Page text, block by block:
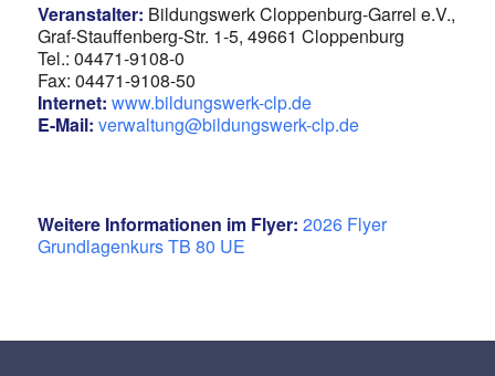
Veranstalter: Bildungswerk Cloppenburg-Garrel e.V.,
Graf-Stauffenberg-Str. 1-5, 49661 Cloppenburg
Tel.: 04471-9108-0
Fax: 04471-9108-50
Internet: www.bildungswerk-clp.de
E-Mail: verwaltung@bildungswerk-clp.de
Weitere Informationen im Flyer: 2026 Flyer
Grundlagenkurs TB 80 UE